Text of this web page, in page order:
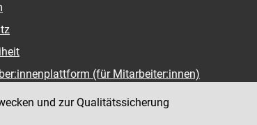
(für Mitarbeiter:innen)
und zur Qualitätssicherung